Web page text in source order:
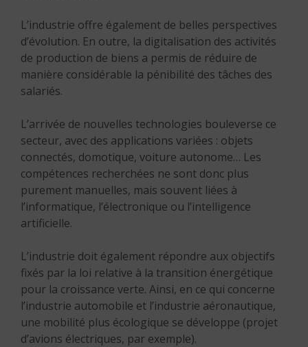
L’industrie offre également de belles perspectives
d’évolution. En outre, la digitalisation des activités
de production de biens a permis de réduire de
manière considérable la pénibilité des tâches des
salariés.
L’arrivée de nouvelles technologies bouleverse ce
secteur, avec des applications variées : objets
connectés, domotique, voiture autonome… Les
compétences recherchées ne sont donc plus
purement manuelles, mais souvent liées à
l’informatique, l’électronique ou l’intelligence
artificielle.
L’industrie doit également répondre aux objectifs
fixés par la loi relative à la transition énergétique
pour la croissance verte. Ainsi, en ce qui concerne
l’industrie automobile et l’industrie aéronautique,
une mobilité plus écologique se développe (projet
d’avions électriques, par exemple).